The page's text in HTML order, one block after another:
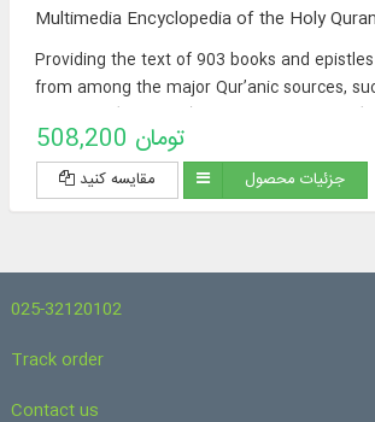
Multimedia Encyclopedia of the Holy Quran
Providing the text of 903 books and
from among the major Qur’anic sources,
translations of the Qur’an (57 titles + 23
translations [from exegeses] + 60 non-
the Encyclopedia Section), sources of
508,200 تومان
مقایسه کنید جزئیات محصول
025-32120102
Track order
Contact us